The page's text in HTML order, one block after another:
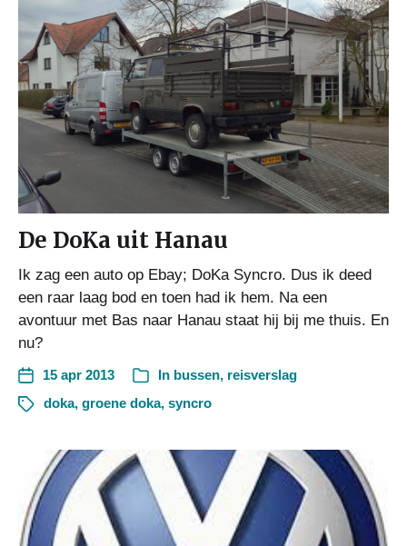
De DoKa uit Hanau
Ik zag een auto op Ebay; DoKa Syncro. Dus ik deed
een raar laag bod en toen had ik hem. Na een
avontuur met Bas naar Hanau staat hij bij me thuis. En
nu?
15 apr 2013 In bussen, reisverslag
doka, groene doka, syncro